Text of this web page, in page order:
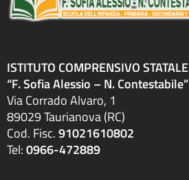
ISTITUTO COMPRENSIVO STATALE
“F. Sofia Alessio – N. Contestabile”
Via Corrado Alvaro, 1
89029 Taurianova (RC)
Cod. Fisc.91021610802
Tel:0966-472889